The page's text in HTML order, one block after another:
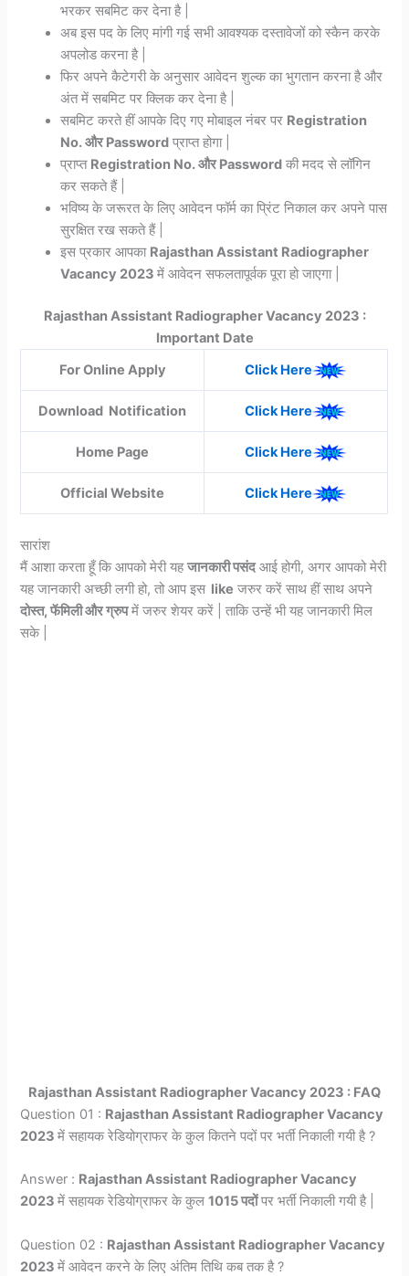
भरकर सबमिट कर देना है |
अब इस पद के लिए मांगी गई सभी आवश्यक दस्तावेजों को स्कैन करके
अपलोड करना है |
फिर अपने कैटेगरी के अनुसार आवेदन शुल्क का भुगतान करना है और
अंत में सबमिट पर क्लिक कर देना है |
सबमिट करते हीं आपके दिए गए मोबाइल नंबर पर Registration
No. और Password प्राप्त होगा |
प्राप्त Registration No. और Password की मदद से लॉगिन
कर सकते हैं |
भविष्य के जरूरत के लिए आवेदन फॉर्म का प्रिंट निकाल कर अपने पास
सुरक्षित रख सकते हैं |
इस प्रकार आपका Rajasthan Assistant Radiographer
Vacancy 2023में आवेदन सफलतापूर्वक पूरा हो जाएगा |
Rajasthan Assistant Radiographer Vacancy 2023 :
Important Date
For Online Apply
Click Here
Download Notification Click Here
Home Page Click Here
Official Website Click Here
सारांश
मैं आशा करता हूँ कि आपको मेरी यहजानकारी पसंदआई होगी, अगर आपको मेरी
यह जानकारी अच्छी लगी हो, तो आप इस like जरुर करें साथ हीं साथ अपने
दोस्त, फॅमिली और ग्रुपमें जरुर शेयर करें | ताकि उन्हें भी यह जानकारी मिल
सके |
Rajasthan Assistant Radiographer Vacancy 2023 : FAQ
Question 01 : Rajasthan Assistant Radiographer Vacancy
2023में सहायक रेडियोग्राफर के कुल कितने पदों पर भर्ती निकाली गयी है ?
Answer : Rajasthan Assistant Radiographer Vacancy
2023में सहायक रेडियोग्राफर के कुल1015 पदोंपर भर्ती निकाली गयी है |
Question 02 : Rajasthan Assistant Radiographer Vacancy
2023में आवेदन करने के लिए अंतिम तिथि कब तक है ?